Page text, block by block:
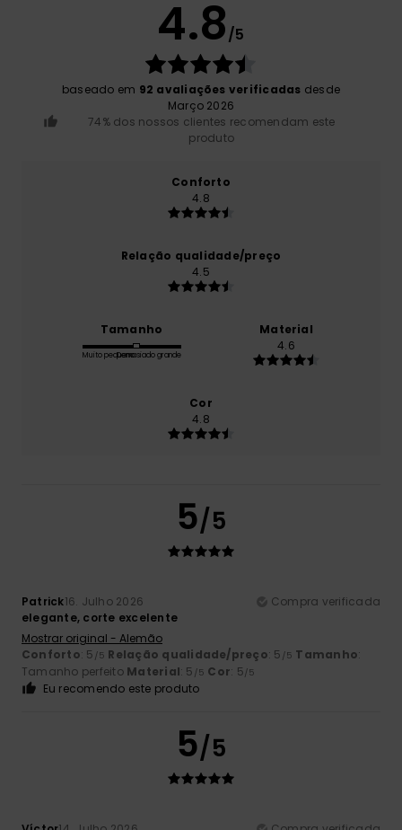
4.8/5
baseado em 92 avaliações verificadas desde
Março 2026
74% dos nossos clientes recomendam este
produto
Conforto
4.8
Relação qualidade/preço
4.5
Tamanho
Muito pequenoDemasiado grande
Material
4.6
Cor
4.8
5/5
Patrick16. Julho 2026
Compra verificada
elegante, corte excelente
Mostrar original - Alemão
Conforto: 5 /5 Relação qualidade/preço: 5 /5 Tamanho:
Tamanho perfeito Material: 5 /5 Cor: 5/5
Eu recomendo este produto
5/5